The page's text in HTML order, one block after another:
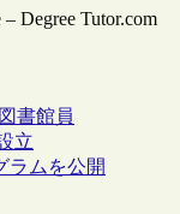
Degree Tutor.com
図書館員
立
ラムを公開